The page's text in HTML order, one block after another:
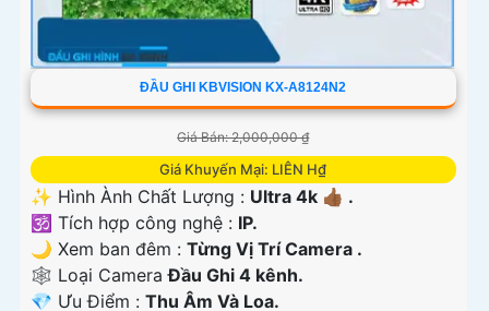
ĐẦU GHI KBVISION KX-A8124N2
Giá Bán: 2,000,000 ₫
Giá Khuyến Mại: LIÊN H₫
✨ Hình Ành Chất Lượng : Ultra 4k 👍🏾 .
🕉️ Tích hợp công nghệ : IP.
🌙 Xem ban đêm : Từng Vị Trí Camera .
🕸️ Loại CameraĐầu Ghi 4 kênh.
️💎 Ưu Điểm : Thu Âm Và Loa.